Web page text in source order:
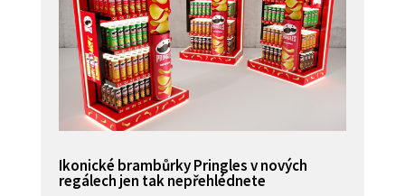
Ikonické brambůrky Pringles v nových
regálech jen tak nepřehlédnete